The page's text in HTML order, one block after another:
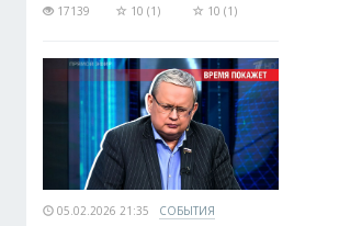
17139
10 (1) 10 (1)
05.02.2026 21:35 СОБЫТИЯ